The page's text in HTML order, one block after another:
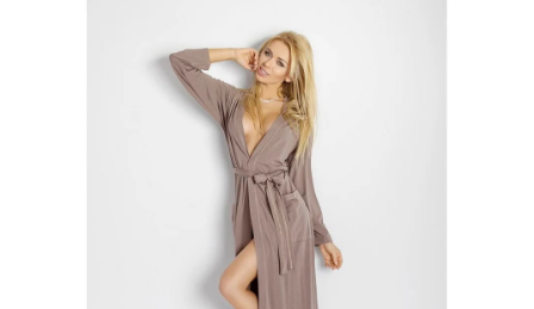
5
hvězdiček.